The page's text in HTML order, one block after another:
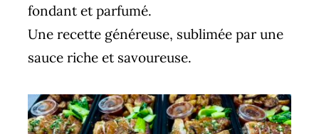
fondant et parfumé.
Une recette généreuse, sublimée par une
sauce riche et savoureuse.